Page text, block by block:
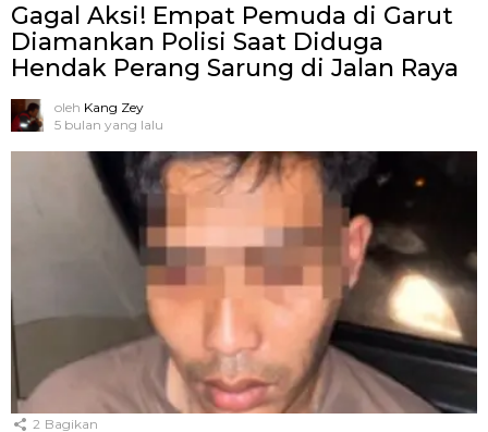
Gagal Aksi! Empat Pemuda di Garut
Diamankan Polisi Saat Diduga
Hendak Perang Sarung di Jalan Raya
oleh Kang Zey
5 bulan yang lalu
2 Bagikan